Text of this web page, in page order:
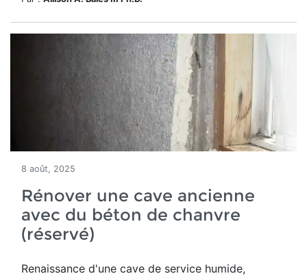
8 août, 2025
Rénover une cave ancienne
avec du béton de chanvre
(réservé)
Renaissance d'une cave de service humide,